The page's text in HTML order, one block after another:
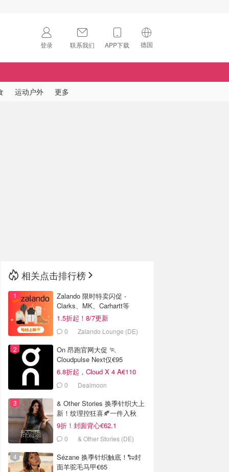
登录 联系我们 APP下载 德国
🇺🇸
运动户外 更多
相关点击排行榜
Zalando 限时特卖闪促 -
Clarks、MK、Carhartt等
1.5折起！8/7更新
0 Zalando Lounge (DE)
On 昂跑官网大促 🏃
Cloudpulse Next仅€95
6.8折起，Cloud X 4 A€110
0 Dealmoon
& Other Stories 换季针织大上
新！纹理控狂喜🍂一件入秋
9折！封面背心€62.1
0 & Other Stories (DE)
Sézane 换季针织触底！🐑封
面羊驼毛马甲€65